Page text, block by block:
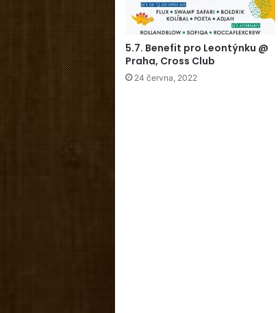
5.7. Benefit pro Leontýnku @
Praha, Cross Club
24 června, 2022